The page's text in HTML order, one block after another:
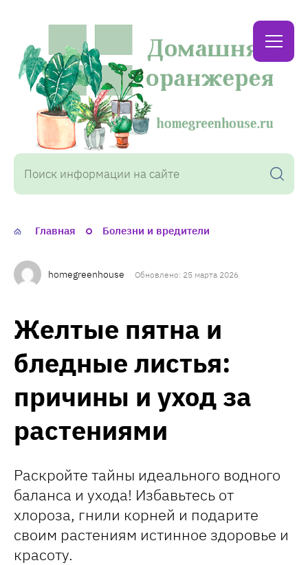
Домашняя
оранжерея
Главная Болезни и вредители
homegreenhouse Обновлено: 25 марта 2026
Желтые пятна и
бледные листья:
причины и уход за
растениями
Раскройте тайны идеального водного
баланса и ухода! Избавьтесь от
хлороза, гнили корней и подарите
своим растениям истинное здоровье и
красоту.